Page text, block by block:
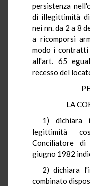
persistenza
di illegittimità
nei nn. da 2 a 8
a ricomporsi
modo i
all'art. 65
recesso del
LA
1) dichiara
legittimità
Conciliatore
giugno 1982
2) dichiara
combinato